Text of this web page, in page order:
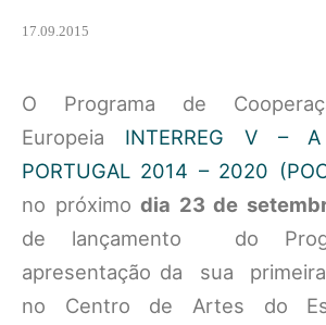
17.09.2015
O Programa de
Europeia INTERREG V –
PORTUGAL 2014 – 2020
no próximodia 23 de
de lançamento do
apresentação da sua
no Centro de Artes do